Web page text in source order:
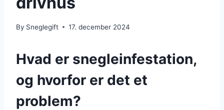
By Sneglegift 17. december 2024
Hvad er snegleinfestation,
og hvorfor er det et
problem?